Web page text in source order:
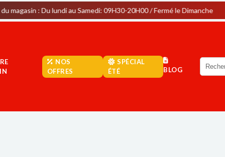
lundi au Samedi: 09H30-20H00 / Fermé le Dimanche
NOS
OFFRES
SPÉCIAL
ÉTÉ
BLOG